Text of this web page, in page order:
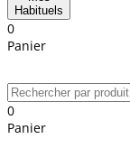
Habituels
0
Panier
0
Panier